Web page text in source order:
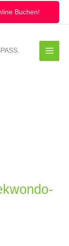
Buchen!